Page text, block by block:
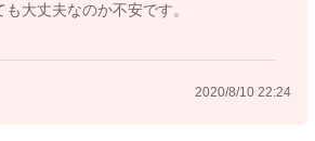
大丈夫なのか不安です。
2020/8/10 22:24